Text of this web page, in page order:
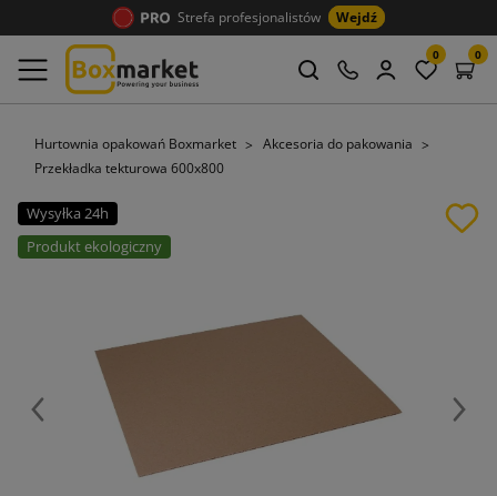
Strefa profesjonalistów Wejdź
0 0
Hurtownia opakowań Boxmarket
Akcesoria do pakowania
Przekładka tekturowa 600x800
Wysyłka 24h
Produkt ekologiczny
Poprzedni